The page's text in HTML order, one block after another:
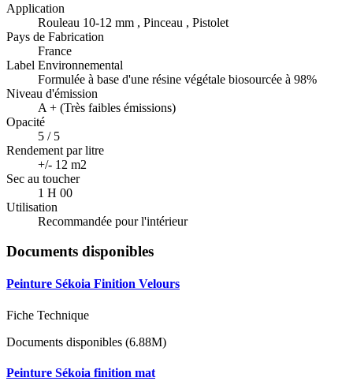
Application
Rouleau 10-12 mm , Pinceau , Pistolet
Pays de Fabrication
France
Label Environnemental
Formulée à base d'une résine végétale biosourcée à 98%
Niveau d'émission
A + (Très faibles émissions)
Opacité
5 / 5
Rendement par litre
+/- 12 m2
Sec au toucher
1 H 00
Utilisation
Recommandée pour l'intérieur
Documents disponibles
Peinture Sékoia Finition Velours
Fiche Technique
Documents disponibles (6.88M)
Peinture Sékoia finition mat